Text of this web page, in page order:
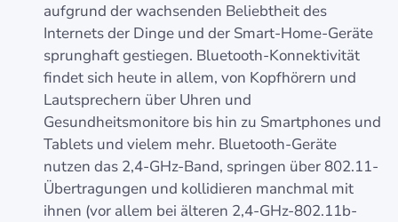
aufgrund der wachsenden Beliebtheit des
Internets der Dinge und der Smart-Home-Geräte
sprunghaft gestiegen. Bluetooth-Konnektivität
findet sich heute in allem, von Kopfhörern und
Lautsprechern über Uhren und
Gesundheitsmonitore bis hin zu Smartphones und
Tablets und vielem mehr. Bluetooth-Geräte
nutzen das 2,4-GHz-Band, springen über 802.11-
Übertragungen und kollidieren manchmal mit
ihnen (vor allem bei älteren 2,4-GHz-802.11b-